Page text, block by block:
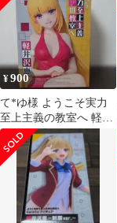
ver.
¥900
て*ゆ様 ようこそ実力
至上主義の教室へ 軽井
沢恵 フィギュア